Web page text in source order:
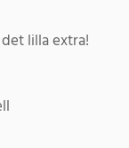
lilla extra!